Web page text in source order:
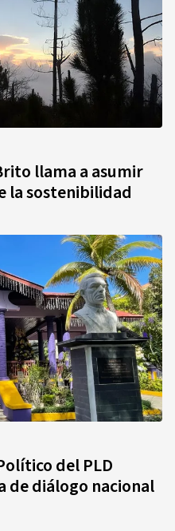
llama a asumir
la sostenibilidad
del PLD
de diálogo nacional